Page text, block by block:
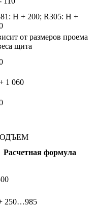
H + 200; R305: H +
от размеров проема
щита
1 060
Расчетная формула
250…985